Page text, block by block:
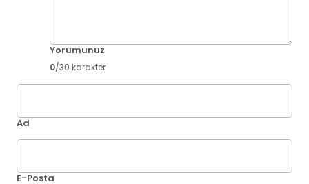
Yorumunuz
0/30 karakter
Ad
E-Posta